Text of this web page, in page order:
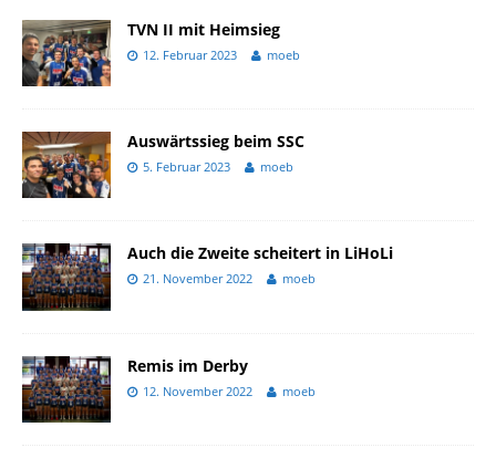
TVN II mit Heimsieg
12. Februar 2023 moeb
Auswärtssieg beim SSC
5. Februar 2023 moeb
Auch die Zweite scheitert in LiHoLi
21. November 2022 moeb
Remis im Derby
12. November 2022 moeb